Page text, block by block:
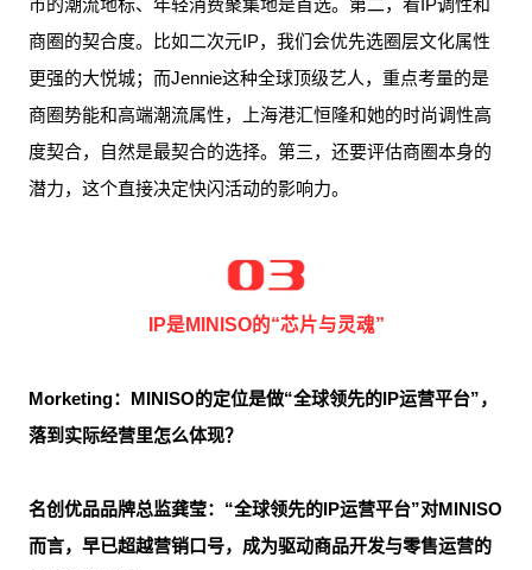
市的潮流地标、年轻消费聚集地是首选。第二，看IP调性和
商圈的契合度。比如二次元IP，我们会优先选圈层文化属性
更强的大悦城；而Jennie这种全球顶级艺人，重点考量的是
商圈势能和高端潮流属性，上海港汇恒隆和她的时尚调性高
度契合，自然是最契合的选择。第三，还要评估商圈本身的
潜力，这个直接决定快闪活动的影响力。
IP是MINISO的“芯片与灵魂”
Morketing：MINISO的定位是做“全球领先的IP运营平台”，
落到实际经营里怎么体现？
名创优品品牌总监龚莹：“全球领先的IP运营平台”对MINISO
而言，早已超越营销口号，成为驱动商品开发与零售运营的